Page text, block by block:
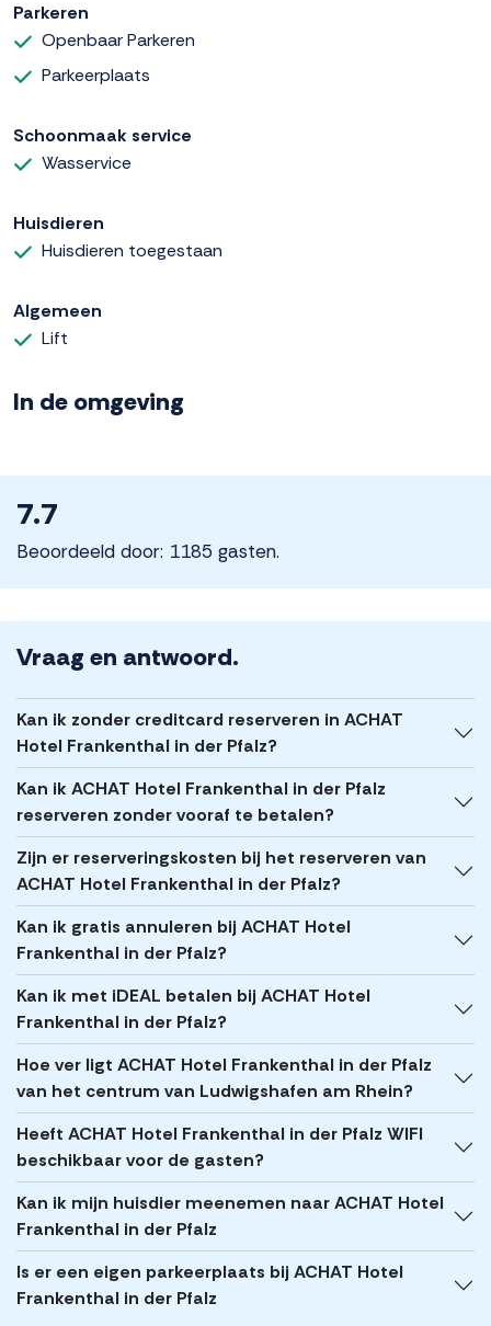
Parkeren
Openbaar Parkeren
Parkeerplaats
Schoonmaak service
Wasservice
Huisdieren
Huisdieren toegestaan
Algemeen
Lift
In de omgeving
7.7
Beoordeeld door: 1185 gasten.
Vraag en antwoord.
Kan ik zonder creditcard reserveren in ACHAT
Hotel Frankenthal in der Pfalz?
Kan ik ACHAT Hotel Frankenthal in der Pfalz
reserveren zonder vooraf te betalen?
Zijn er reserveringskosten bij het reserveren van
ACHAT Hotel Frankenthal in der Pfalz?
Kan ik gratis annuleren bij ACHAT Hotel
Frankenthal in der Pfalz?
Kan ik met iDEAL betalen bij ACHAT Hotel
Frankenthal in der Pfalz?
Hoe ver ligt ACHAT Hotel Frankenthal in der Pfalz
van het centrum van Ludwigshafen am Rhein?
Heeft ACHAT Hotel Frankenthal in der Pfalz WIFI
beschikbaar voor de gasten?
Kan ik mijn huisdier meenemen naar ACHAT Hotel
Frankenthal in der Pfalz
Is er een eigen parkeerplaats bij ACHAT Hotel
Frankenthal in der Pfalz